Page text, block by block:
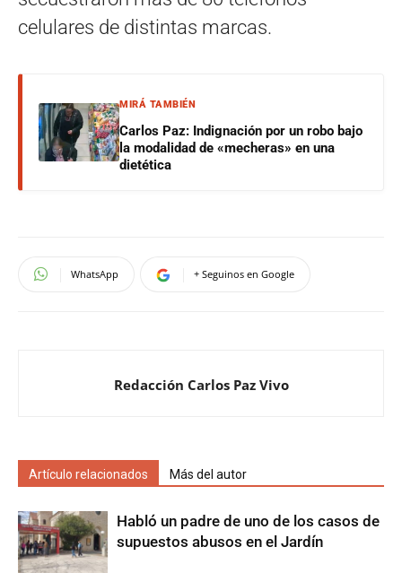
celulares de distintas marcas.
MIRÁ TAMBIÉN
Carlos Paz: Indignación por un robo bajo
la modalidad de «mecheras» en una
dietética
WhatsApp + Seguinos en Google
Redacción Carlos Paz Vivo
Artículo relacionados Más del autor
Habló un padre de uno de los casos de
supuestos abusos en el Jardín